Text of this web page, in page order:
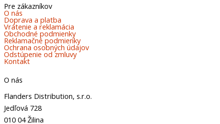
Pre zákazníkov
O nás
Doprava a platba
Vrátenie a reklamácia
Obchodné podmienky
Reklamačné podmienky
Ochrana osobných údajov
Odstúpenie od zmluvy
Kontakt
O nás
Flanders Distribution, s.r.o.
Jedľová 728
010 04 Žilina